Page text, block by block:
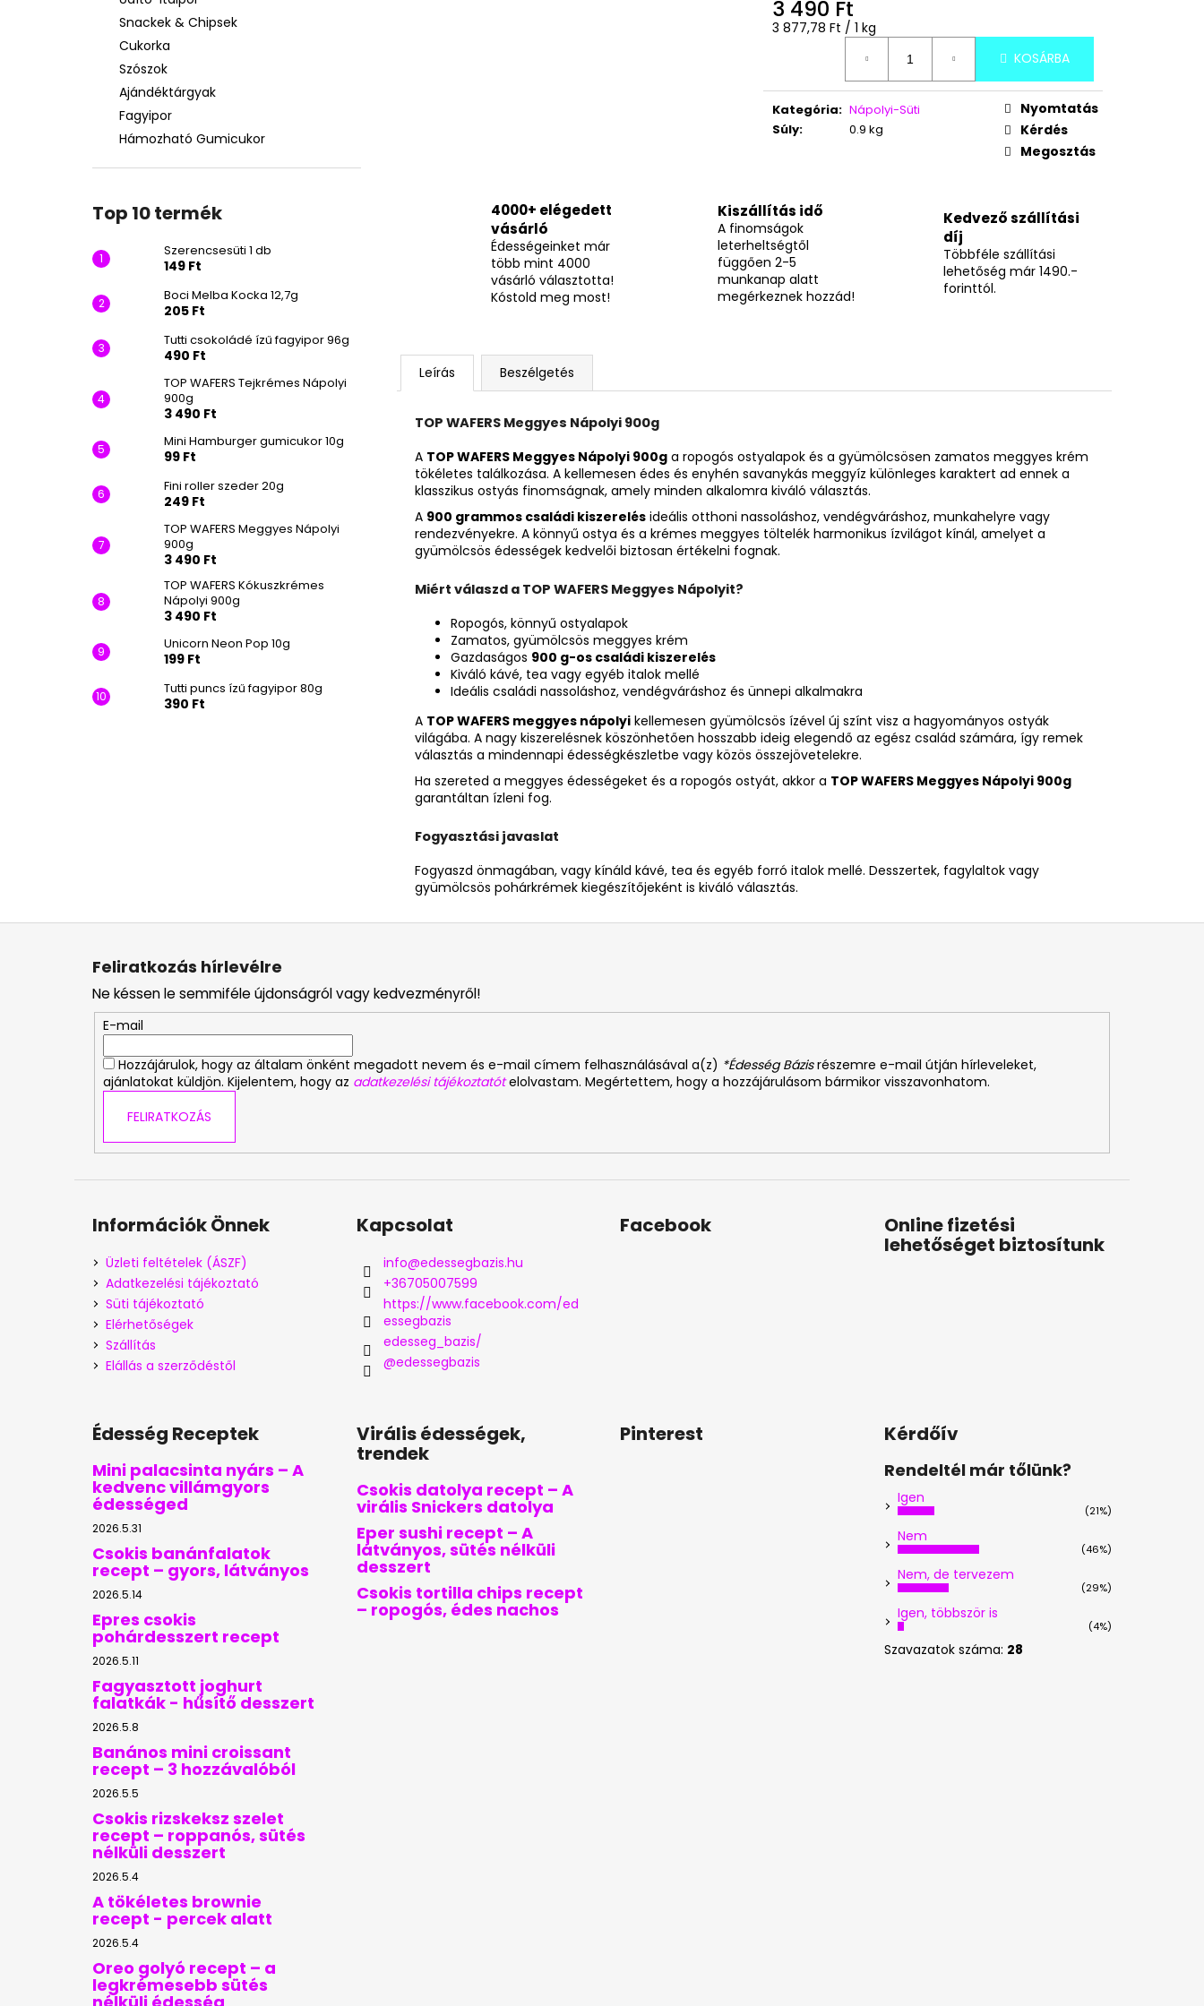
Snackek & Chipsek
Cukorka
Szószok
Ajándéktárgyak
Fagyipor
Hámozható Gumicukor
Top 10 termék
Szerencsesüti 1 db
149 Ft
Boci Melba Kocka 12,7g
205 Ft
Tutti csokoládé ízű fagyipor 96g
490 Ft
TOP WAFERS Tejkrémes Nápolyi
900g
3 490 Ft
Mini Hamburger gumicukor 10g
99 Ft
Fini roller szeder 20g
249 Ft
TOP WAFERS Meggyes Nápolyi
900g
3 490 Ft
TOP WAFERS Kókuszkrémes
Nápolyi 900g
3 490 Ft
Unicorn Neon Pop 10g
199 Ft
Tutti puncs ízű fagyipor 80g
390 Ft
3 490 Ft
Egységár:
3 877,78 Ft / 1 kg
KOSÁRBA
Kategória: Nápolyi-Süti
Súly: 0.9 kg
Nyomtatás
Kérdés
Megosztás
4000+ elégedett
vásárló
Édességeinket már
több mint 4000
vásárló választotta!
Kóstold meg most!
Kiszállítás idő
A finomságok
leterheltségtől
függően 2-5
munkanap alatt
megérkeznek hozzád!
Kedvező szállítási
díj
Többféle szállítási
lehetőség már 1490.-
forinttól.
Leírás Beszélgetés
TOP WAFERS Meggyes Nápolyi 900g
A TOP WAFERS Meggyes Nápolyi 900g a ropogós ostyalapok és a gyümölcsösen zamatos meggyes krém
tökéletes találkozása. A kellemesen édes és enyhén savanykás meggyíz különleges karaktert ad ennek a
klasszikus ostyás finomságnak, amely minden alkalomra kiváló választás.
A 900 grammos családi kiszerelés ideális otthoni nassoláshoz, vendégváráshoz, munkahelyre vagy
rendezvényekre. A könnyű ostya és a krémes meggyes töltelék harmonikus ízvilágot kínál, amelyet a
gyümölcsös édességek kedvelői biztosan értékelni fognak.
Miért válaszd a TOP WAFERS Meggyes Nápolyit?
Ropogós, könnyű ostyalapok
Zamatos, gyümölcsös meggyes krém
Gazdaságos 900 g-os családi kiszerelés
Kiváló kávé, tea vagy egyéb italok mellé
Ideális családi nassoláshoz, vendégváráshoz és ünnepi alkalmakra
A TOP WAFERS meggyes nápolyi kellemesen gyümölcsös ízével új színt visz a hagyományos ostyák
világába. A nagy kiszerelésnek köszönhetően hosszabb ideig elegendő az egész család számára, így remek
választás a mindennapi édességkészletbe vagy közös összejövetelekre.
Ha szereted a meggyes édességeket és a ropogós ostyát, akkor a TOP WAFERS Meggyes Nápolyi 900g
garantáltan ízleni fog.
Fogyasztási javaslat
Fogyaszd önmagában, vagy kínáld kávé, tea és egyéb forró italok mellé. Desszertek, fagylaltok vagy
gyümölcsös pohárkrémek kiegészítőjeként is kiváló választás.
SZERENCSESÜTI 1 DB
149 Ft
TUTTI CSOKOLÁDÉ ÍZŰ FAGYIPOR 96G
Feliratkozás hírlevélre
Ne késsen le semmiféle újdonságról vagy kedvezményről!
E-mail
Hozzájárulok, hogy az általam önként megadott nevem és e-mail címem felhasználásával a(z) *Édesség Bázisrészemre e-mail útján hírleveleket,
ajánlatokat küldjön. Kijelentem, hogy az adatkezelési tájékoztatót elolvastam. Megértettem, hogy a hozzájárulásom bármikor visszavonhatom.
FELIRATKOZÁS
Információk Önnek
Üzleti feltételek (ÁSZF)
Adatkezelési tájékoztató
Süti tájékoztató
Elérhetőségek
Szállítás
Elállás a szerződéstől
Kapcsolat
info@edessegbazis.hu
+36705007599
https://www.facebook.com/ed
essegbazis
edesseg_bazis/
@edessegbazis
Facebook Online fizetési
lehetőséget biztosítunk
Édesség Receptek
Mini palacsinta nyárs – A
kedvenc villámgyors
édességed
2026.5.31
Csokis banánfalatok
recept – gyors, látványos
2026.5.14
Epres csokis
pohárdesszert recept
2026.5.11
Fagyasztott joghurt
falatkák - hűsítő desszert
2026.5.8
Banános mini croissant
recept – 3 hozzávalóból
2026.5.5
Csokis rizskeksz szelet
recept – roppanós, sütés
nélküli desszert
2026.5.4
A tökéletes brownie
recept - percek alatt
2026.5.4
Oreo golyó recept – a
legkrémesebb sütés
Virális édességek,
trendek
Csokis datolya recept – A
virális Snickers datolya
Eper sushi recept – A
látványos, sütés nélküli
desszert
Csokis tortilla chips recept
– ropogós, édes nachos
Pinterest Kérdőív
Rendeltél már tőlünk?
Igen
(21%)
Nem
(46%)
Nem, de tervezem
(29%)
Igen, többször is
(4%)
Szavazatok száma: 28